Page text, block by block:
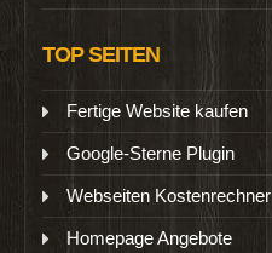
TOP SEITEN
Fertige Website kaufen
Google-Sterne Plugin
Webseiten Kostenrechner
Homepage Angebote